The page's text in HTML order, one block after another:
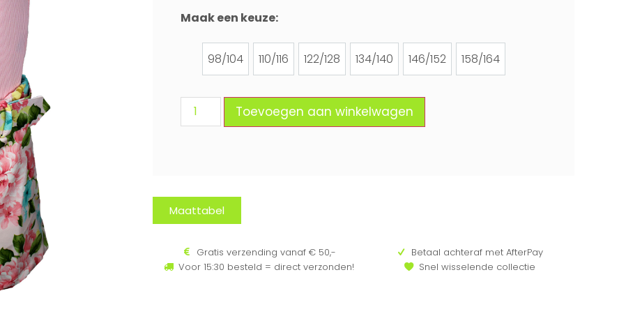
Maak een keuze:
98/104
98/104
110/116
110/116
122/128
122/128
134/140
134/140
146/152
146/152
158/164
158/164
Toevoegen aan winkelwagen
Maattabel
Gratis verzending vanaf € 50,-
Voor 15:30 besteld = direct verzonden!
Betaal achteraf met AfterPay
Snel wisselende collectie